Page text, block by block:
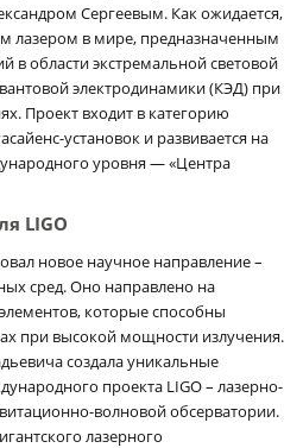
Сергеевым. Как ожидается,
лазером в мире, предназначенным
в области экстремальной световой
электродинамики (КЭД) при
Проект входит в категорию
установок и развивается на
уровня — «Центра
LIGO
новое научное направление –
сред. Оно направлено на
которые способны
при высокой мощности излучения.
создала уникальные
проекта LIGO – лазерно-
волновой обсерватории.
лазерного